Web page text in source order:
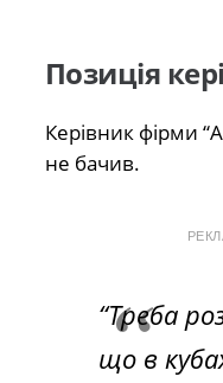
Позиція
Керівник фірми
не бачив.
“Треба
що в